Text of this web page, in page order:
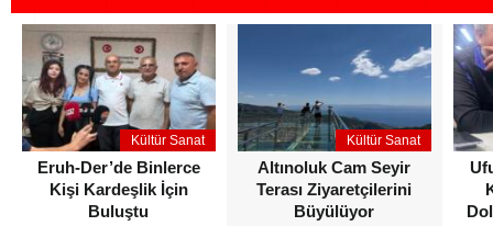
İş İlanları
Kültür Sanat
Eruh-Der’de Binlerce
Kişi Kardeşlik İçin
Buluştu
Kültür Sanat
Altınoluk Cam Seyir
Terası Ziyaretçilerini
Büyülüyor